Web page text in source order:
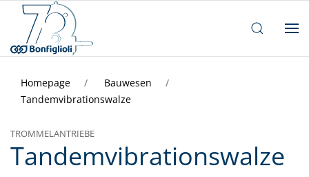
Homepage
Bauwesen
Tandemvibrationswalze
TROMMELANTRIEBE
Tandemvibrationswalze